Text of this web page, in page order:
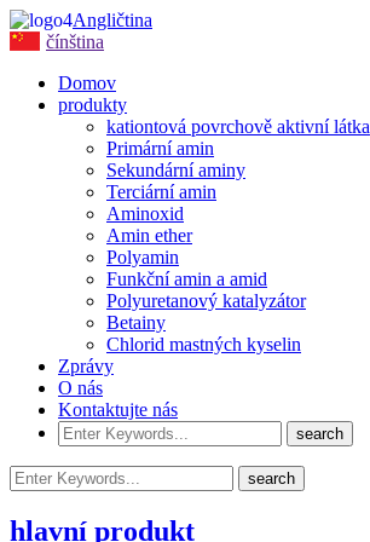
Angličtina
čínština
Domov
produkty
kationtová povrchově aktivní látka
Primární amin
Sekundární aminy
Terciární amin
Aminoxid
Amin ether
Polyamin
Funkční amin a amid
Polyuretanový katalyzátor
Betainy
Chlorid mastných kyselin
Zprávy
O nás
Kontaktujte nás
hlavní produkt